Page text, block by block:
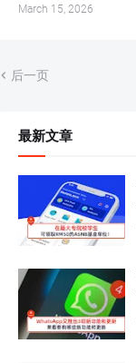
March 15, 2026
后一页
最新文章